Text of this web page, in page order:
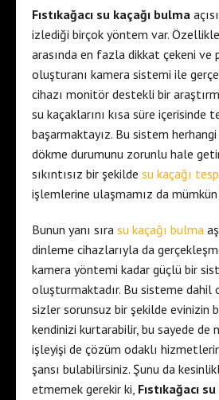
Fıstıkağacı su kaçağı bulma
izlediği birçok yöntem var.
arasında en fazla dikkat çekeni ve
oluşturanı kamera sistemi ile
cihazı monitör destekli bir
su kaçaklarını kısa süre içerisinde
başarmaktayız. Bu sistem
dökme durumunu zorunlu hale
sıkıntısız bir şekilde su kaçağı
işlemlerine ulaşmamız da
Bunun yanı sıra su kaçağı bulma
dinleme cihazlarıyla da
kamera yöntemi kadar güçlü bir
oluşturmaktadır. Bu sisteme dahil
sizler sorunsuz bir şekilde evinizin
kendinizi kurtarabilir, bu sayede de
işleyişi de çözüm odaklı
şansı bulabilirsiniz. Şunu da
etmemek gerekir ki, Fıstıkağacı